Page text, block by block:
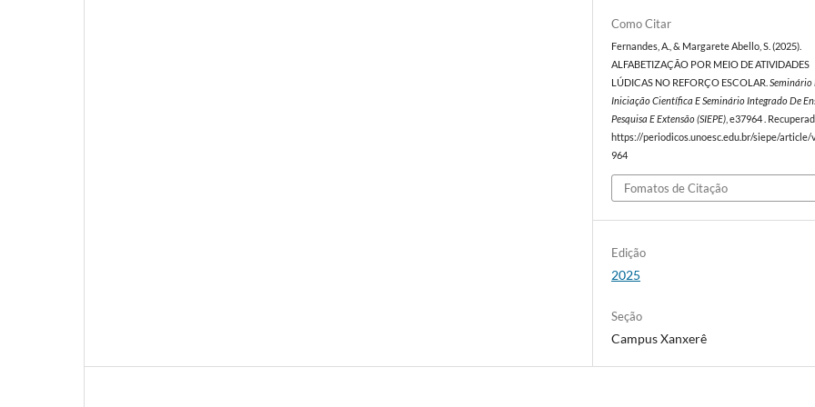
Como Citar
Fernandes, A., & Margarete Abello, S. (2025).
ALFABETIZAÇÃO POR MEIO DE ATIVIDADES
LÚDICAS NO REFORÇO ESCOLAR.Seminário
Iniciação Científica E Seminário Integrado De
Pesquisa E Extensão (SIEPE), e37964 .
https://periodicos.unoesc.edu.br/siepe/
964
Fomatos de Citação
Edição
2025
Seção
Campus Xanxerê